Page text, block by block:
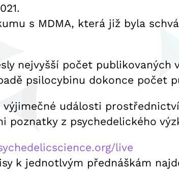
s MDMA, která již byla
nejvyšší počet
psilocybinu dokonce počet
události
poznatky z psychedelického
live
k jednotlvým přednáškám